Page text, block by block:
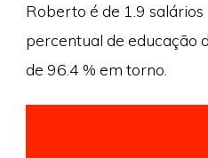
Roberto é de 1.9 salários
percentual de educação
de 96.4 % em torno.